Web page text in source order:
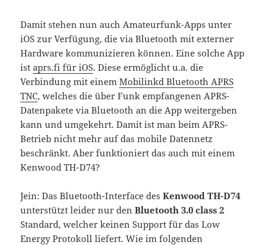
Damit stehen nun auch Amateurfunk-Apps unter
iOS zur Verfügung, die via Bluetooth mit externer
Hardware kommunizieren können. Eine solche App
istaprs.fi für iOS. Diese ermöglicht u.a. die
Verbindung mit einemMobilinkd Bluetooth APRS
TNC, welches die über Funk empfangenen APRS-
Datenpakete via Bluetooth an die App weitergeben
kann und umgekehrt. Damit ist man beim APRS-
Betrieb nicht mehr auf das mobile Datennetz
beschränkt. Aber funktioniert das auch mit einem
Kenwood TH-D74?
Jein: Das Bluetooth-Interface desKenwood TH-D74
unterstützt leider nur denBluetooth 3.0 class 2
Standard, welcher keinen Support für das Low
Energy Protokoll liefert. Wie im folgenden